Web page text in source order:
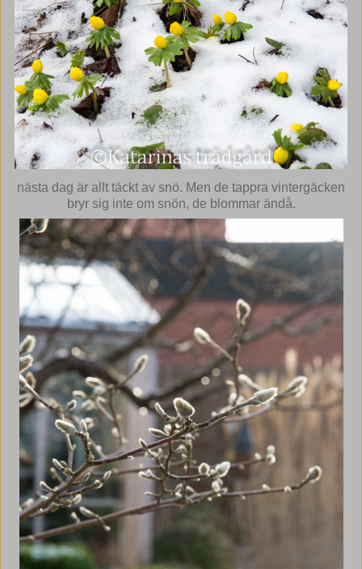
nästa dag är allt täckt av snö. Men de tappra vintergäcken
bryr sig inte om snön, de blommar ändå.